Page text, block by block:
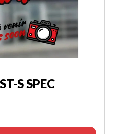
S SPEC